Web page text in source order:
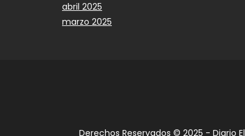
abril 2025
marzo 2025
Derechos Reservados © 2025 - Diario